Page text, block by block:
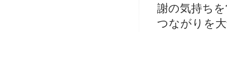
謝の気持ち
つながりを